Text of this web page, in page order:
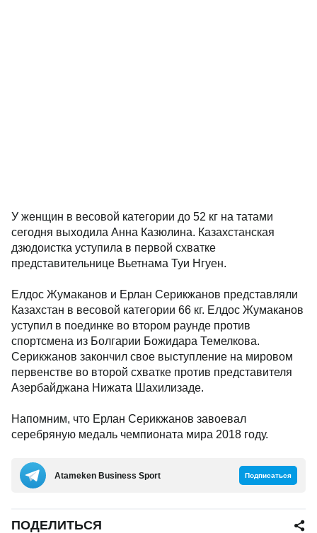
У женщин в весовой категории до 52 кг на татами
сегодня выходила Анна Казюлина. Казахстанская
дзюдоистка уступила в первой схватке
представительнице Вьетнама Туи Нгуен.
Елдос Жумаканов и Ерлан Серикжанов представляли
Казахстан в весовой категории 66 кг. Елдос Жумаканов
уступил в поединке во втором раунде против
спортсмена из Болгарии Божидара Темелкова.
Серикжанов закончил свое выступление на мировом
первенстве во второй схватке против представителя
Азербайджана Нижата Шахилизаде.
Напомним, что Ерлан Серикжанов завоевал
серебряную медаль чемпионата мира 2018 году.
Аtameken Business Sport Подписаться
ПОДЕЛИТЬСЯ